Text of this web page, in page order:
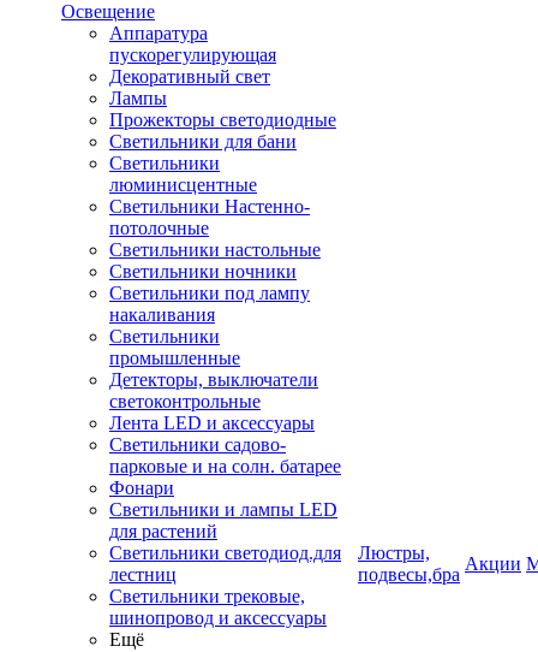
Освещение
Аппаратура
пускорегулирующая
Декоративный свет
Лампы
Прожекторы светодиодные
Светильники для бани
Светильники
люминисцентные
Светильники Настенно-
потолочные
Светильники настольные
Светильники ночники
Светильники под лампу
накаливания
Светильники
промышленные
Детекторы, выключатели
светоконтрольные
Лента LED и аксессуары
Светильники садово-
парковые и на солн. батарее
Фонари
Светильники и лампы LED
для растений
Светильники светодиод.для
лестниц
Светильники трековые,
шинопровод и аксессуары
Ещё
Люстры,
подвесы,бра
Акции